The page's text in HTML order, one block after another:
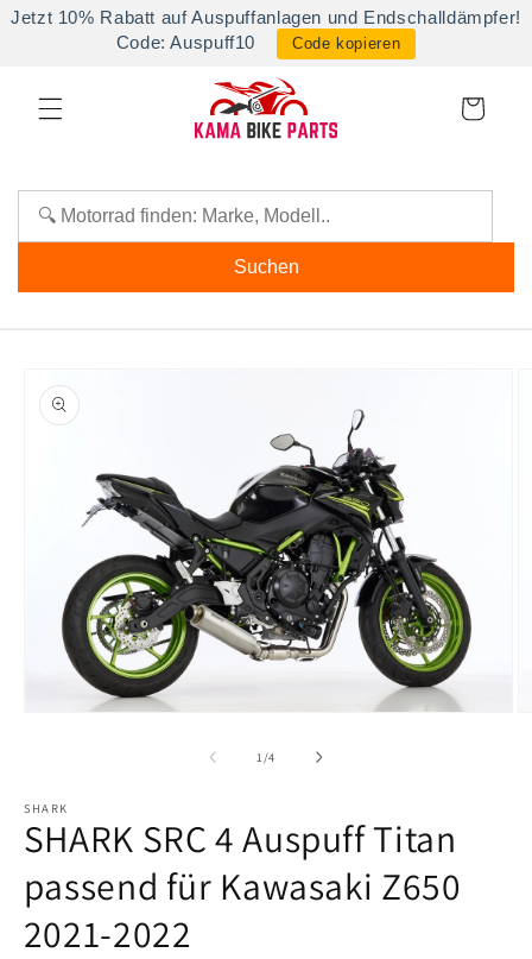
Jetzt 10% Rabatt auf Auspuffanlagen und Endschalldämpfer!
Code: Auspuff10
Code kopieren
Direkt
zum
Warenkorb
Suchen
1/von
4
SHARK
SHARK SRC 4 Auspuff Titan
passend für Kawasaki Z650
2021-2022